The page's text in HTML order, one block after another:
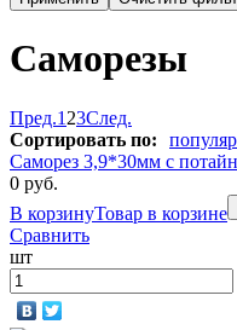
Саморезы
Пред.1 23След.
Сортировать по:
Саморез 3,9*30мм с
0 руб.
В корзинуТовар в корзине
Сравнить
шт